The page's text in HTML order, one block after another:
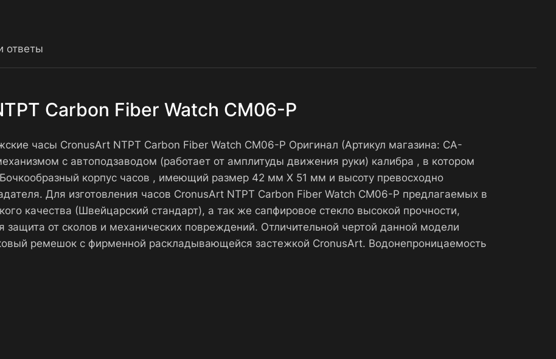
ответы
Carbon Fiber Watch CM06-P
часы CronusArt NTPT Carbon Fiber Watch CM06-P Оригинал (Артикул магазина: CA-
с автоподзаводом (работает от амплитуды движения руки) калибра , в котором
корпус часов , имеющий размер 42 мм X 51 мм и высоту превосходно
Для изготовления часов CronusArt NTPT Carbon Fiber Watch CM06-P предлагаемых в
качества (Швейцарский стандарт), а так же сапфировое стекло высокой прочности,
защита от сколов и механических повреждений. Отличительной чертой данной модели
ремешок с фирменной раскладывающейся застежкой CronusArt. Водонепроницаемость